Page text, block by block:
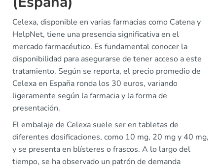
Celexa, disponible en varias farmacias como Catena y
HelpNet, tiene una presencia significativa en el
mercado farmacéutico. Es fundamental conocer la
disponibilidad para asegurarse de tener acceso a este
tratamiento. Según se reporta, el precio promedio de
Celexa en España ronda los 30 euros, variando
ligeramente según la farmacia y la forma de
presentación.
El embalaje de Celexa suele ser en tabletas de
diferentes dosificaciones, como 10 mg, 20 mg y 40 mg,
y se presenta en blísteres o frascos. A lo largo del
tiempo, se ha observado un patrón de demanda